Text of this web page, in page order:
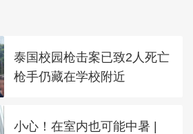
泰国校园枪击案已致2人死亡
枪手仍藏在学校附近
小心！在室内也可能中暑 |